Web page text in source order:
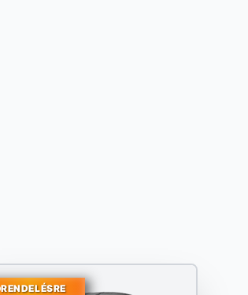
RENDELÉSRE